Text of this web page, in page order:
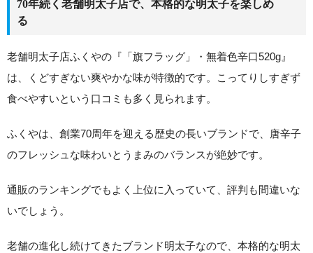
70年続く老舗明太子店で、本格的な明太子を楽しめ
る
老舗明太子店ふくやの『「旗フラッグ」・無着色辛口520g』
は、くどすぎない爽やかな味が特徴的です。こってりしすぎず
食べやすいという口コミも多く見られます。
ふくやは、創業70周年を迎える歴史の長いブランドで、唐辛子
のフレッシュな味わいとうまみのバランスが絶妙です。
通販のランキングでもよく上位に入っていて、評判も間違いな
いでしょう。
老舗の進化し続けてきたブランド明太子なので、本格的な明太